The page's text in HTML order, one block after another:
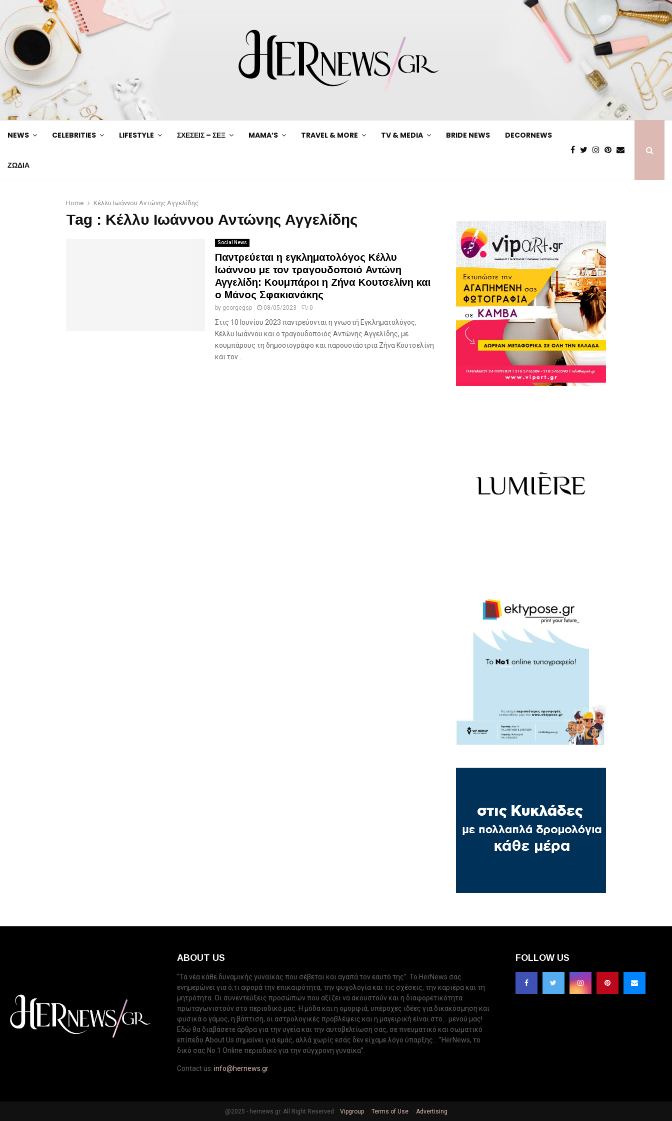
NEWS CELEBRITIES LIFESTYLE ΣΧΕΣΕΙΣ – ΣΕΞ MAMA’S TRAVEL & MORE TV & MEDIA BRIDE NEWS DECORNEWS
ΖΩΔΙΑ
Home Κέλλυ Ιωάννου Αντώνης Αγγελίδης
Tag : Κέλλυ Ιωάννου Αντώνης Αγγελίδης
Social News
Παντρεύεται η εγκληματολόγος Κέλλυ
Ιωάννου με τον τραγουδοποιό Αντώνη
Αγγελίδη: Κουμπάροι η Ζήνα Κουτσελίνη και
ο Μάνος Σφακιανάκης
by georgegsp 08/05/2023 0
Στις 10 Ιουνίου 2023 παντρεύονται η γνωστή Εγκληματολόγος,
Κέλλυ Ιωάννου και ο τραγουδοποιός Αντώνης Αγγελίδης, με
κουμπάρους τη δημοσιογράφο και παρουσιάστρια Ζήνα Κουτσελίνη
και τον...
ABOUT US
“Τα νέα κάθε δυναμικής γυναίκας που σέβεται και αγαπά τον εαυτό της”. Το HerNews σας
ενημερώνει για ό,τι αφορά την επικαιρότητα, την ψυχολογία και τις σχέσεις, την καριέρα και τη
μητρότητα. Οι συνεντεύξεις προσώπων που αξίζει να ακουστούν και η διαφορετικότητα
πρωταγωνιστούν στο περιοδικό μας. Η μόδα και η ομορφιά, υπέροχες ιδέες για δικακόσμηση και
φυσικά ο γάμος, η βάπτιση, οι αστρολογικές προβλέψεις και η μαγειρική είναι στο... μενού μας!
Εδώ θα διαβάσετε άρθρα για την υγεία και την αυτοβελτίωση σας, σε πνευματικό και σωματικό
επίπεδο.About Us σημαίνει για εμάς, αλλά χωρίς εσάς δεν είχαμε λόγο ύπαρξης... “HerNews, το
δικό σας Νo.1 Online περιοδικό για την σύγχρονη γυναίκα”.
Contact us: info@hernews.gr
FOLLOW US
@2025 - hernews.gr. All Right Reserved Vipgroup Terms of Use Advertising